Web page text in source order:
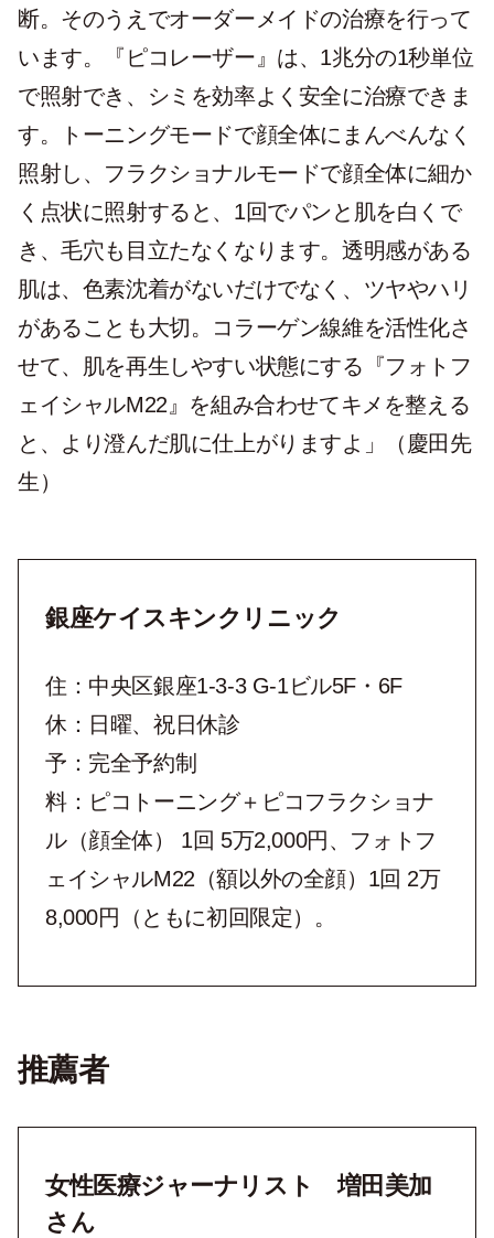
断。そのうえでオーダーメイドの治療を行って
います。『ピコレーザー』は、1兆分の1秒単位
で照射でき、シミを効率よく安全に治療できま
す。トーニングモードで顔全体にまんべんなく
照射し、フラクショナルモードで顔全体に細か
く点状に照射すると、1回でパンと肌を白くで
き、毛穴も目立たなくなります。透明感がある
肌は、色素沈着がないだけでなく、ツヤやハリ
があることも大切。コラーゲン線維を活性化さ
せて、肌を再生しやすい状態にする『フォトフ
ェイシャルM22』を組み合わせてキメを整える
と、より澄んだ肌に仕上がりますよ」（慶田先
生）
銀座ケイスキンクリニック
住：中央区銀座1-3-3 G-1ビル5F・6F
休：日曜、祝日休診
予：完全予約制
料：ピコトーニング＋ピコフラクショナ
ル（顔全体） 1回 5万2,000円、フォトフ
ェイシャルM22（額以外の全顔）1回 2万
8,000円（ともに初回限定）。
推薦者
女性医療ジャーナリスト 増田美加
さん